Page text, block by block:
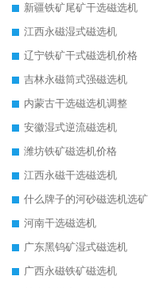
新疆铁矿尾矿干选磁选机
江西永磁湿式磁选机
辽宁铁矿干式磁选机价格
吉林永磁筒式强磁选机
内蒙古干选磁选机调整
安徽湿式逆流磁选机
潍坊铁矿磁选机价格
江西永磁干选磁选机
河南干选磁选机
广东黑钨矿湿式磁选机
广西永磁铁矿磁选机